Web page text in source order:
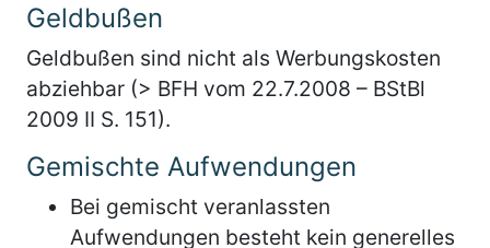
Geldbußen
Geldbußen sind nicht als Werbungskosten
abziehbar (> BFH vom 22.7.2008 – BStBl
2009 II S. 151).
Gemischte Aufwendungen
Bei gemischt veranlassten
Aufwendungen besteht kein generelles